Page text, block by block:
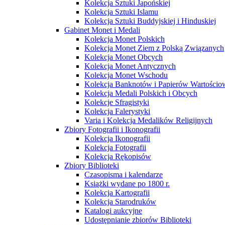
Kolekcja Sztuki Japońskiej
Kolekcja Sztuki Islamu
Kolekcja Sztuki Buddyjskiej i Hinduskiej
Gabinet Monet i Medali
Kolekcja Monet Polskich
Kolekcja Monet Ziem z Polską Związanych
Kolekcja Monet Obcych
Kolekcja Monet Antycznych
Kolekcja Monet Wschodu
Kolekcja Banknotów i Papierów
Kolekcja Medali Polskich i Obcych
Kolekcje Sfragistyki
Kolekcja Falerystyki
Varia i Kolekcja Medalików Religijnych
Zbiory Fotografii i Ikonografii
Kolekcja Ikonografii
Kolekcja Fotografii
Kolekcja Rękopisów
Zbiory Biblioteki
Czasopisma i kalendarze
Książki wydane po 1800 r.
Kolekcja Kartografii
Kolekcja Starodruków
Katalogi aukcyjne
Udostępnianie zbiorów Biblioteki